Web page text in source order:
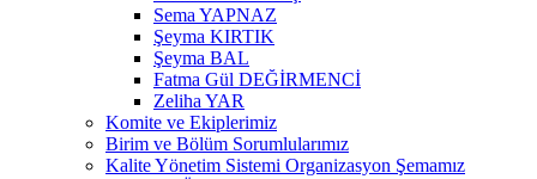
Sema YAPNAZ
Şeyma KIRTIK
Şeyma BAL
Fatma Gül DEĞİRMENCİ
Zeliha YAR
Komite ve Ekiplerimiz
Birim ve Bölüm Sorumlularımız
Kalite Yönetim Sistemi Organizasyon Şemamız